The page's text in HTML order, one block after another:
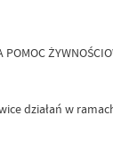
działań w